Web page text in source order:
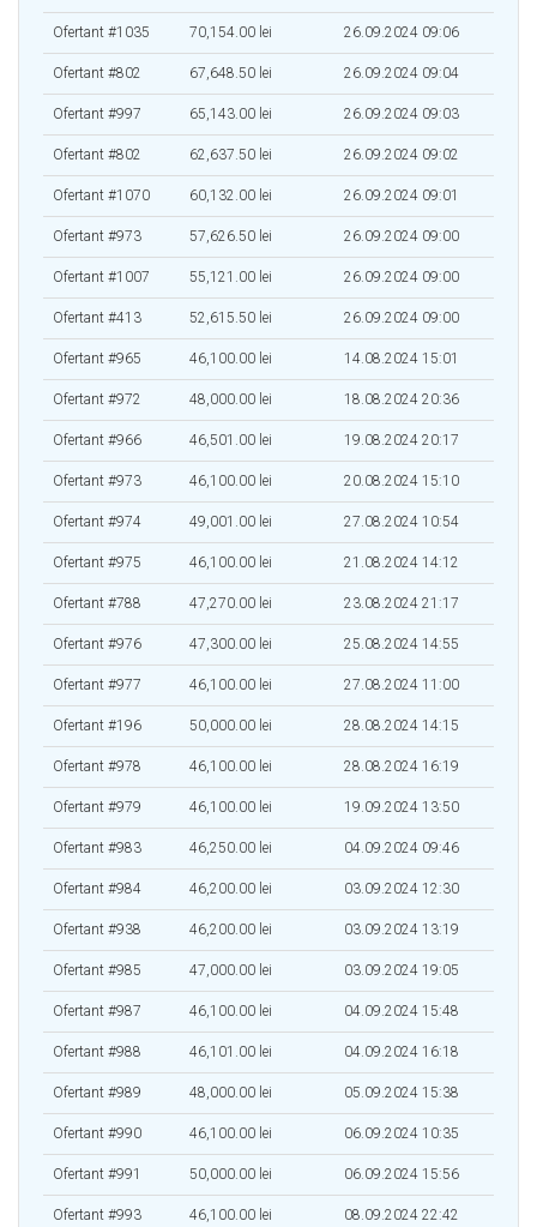
Ofertant #1035 70,154.00 lei 26.09.2024 09:06
Ofertant #802 67,648.50 lei 26.09.2024 09:04
Ofertant #997 65,143.00 lei 26.09.2024 09:03
Ofertant #802 62,637.50 lei 26.09.2024 09:02
Ofertant #1070 60,132.00 lei 26.09.2024 09:01
Ofertant #973 57,626.50 lei 26.09.2024 09:00
Ofertant #1007 55,121.00 lei 26.09.2024 09:00
Ofertant #413 52,615.50 lei 26.09.2024 09:00
Ofertant #965 46,100.00 lei 14.08.2024 15:01
Ofertant #972 48,000.00 lei 18.08.2024 20:36
Ofertant #966 46,501.00 lei 19.08.2024 20:17
Ofertant #973 46,100.00 lei 20.08.2024 15:10
Ofertant #974 49,001.00 lei 27.08.2024 10:54
Ofertant #975 46,100.00 lei 21.08.2024 14:12
Ofertant #788 47,270.00 lei 23.08.2024 21:17
Ofertant #976 47,300.00 lei 25.08.2024 14:55
Ofertant #977 46,100.00 lei 27.08.2024 11:00
Ofertant #196 50,000.00 lei 28.08.2024 14:15
Ofertant #978 46,100.00 lei 28.08.2024 16:19
Ofertant #979 46,100.00 lei 19.09.2024 13:50
Ofertant #983 46,250.00 lei 04.09.2024 09:46
Ofertant #984 46,200.00 lei 03.09.2024 12:30
Ofertant #938 46,200.00 lei 03.09.2024 13:19
Ofertant #985 47,000.00 lei 03.09.2024 19:05
Ofertant #987 46,100.00 lei 04.09.2024 15:48
Ofertant #988 46,101.00 lei 04.09.2024 16:18
Ofertant #989 48,000.00 lei 05.09.2024 15:38
Ofertant #990 46,100.00 lei 06.09.2024 10:35
Ofertant #991 50,000.00 lei 06.09.2024 15:56
Ofertant #993 46,100.00 lei 08.09.2024 22:42